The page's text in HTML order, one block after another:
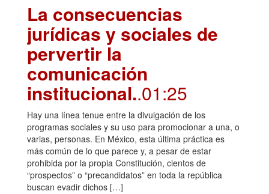
La consecuencias
jurídicas y sociales de
pervertir la
comunicación
institucional..01:25
Hay una línea tenue entre la divulgación de los
programas sociales y su uso para promocionar a una, o
varias, personas. En México, esta última práctica es
más común de lo que parece y, a pesar de estar
prohibida por la propia Constitución, cientos de
“prospectos” o “precandidatos” en toda la república
buscan evadir dichos […]